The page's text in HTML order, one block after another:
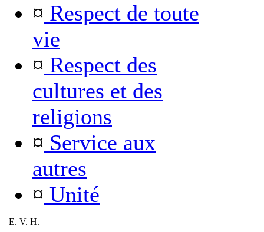
¤ Respect de toute
vie
¤ Respect des
cultures et des
religions
¤ Service aux
autres
¤ Unité
E. V. H.